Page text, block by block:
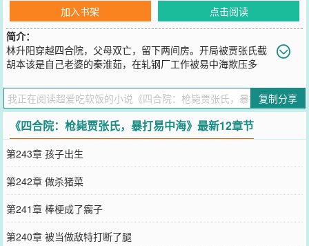
加入书架
点击阅读
简介：
林升阳穿越四合院，父母双亡，留下两间房。开局被贾张氏截
胡本该是自己老婆的秦淮茹，在轧钢厂工作被易中海欺压多
滚见不得好，私下陷害！林升阳以牙还牙，你给我撒泼，我给你巴
掌！！易中海道德绑架沽名钓誉，暴打后直接举报，让他身败名裂！
残疾之后只能躺在床上凄惨度日！凭借系统，林升阳一路高走！从八
级钳工到顶级工程师！四合院众禽兽求饶，林升阳冷笑：“活该！”
您要是觉得《
四合院：枪毙贾张氏，暴打易中海
忘记向您QQ群和微博微信里的朋友推荐哦！
复制分享
《四合院：枪毙贾张氏，暴打易中海》最新12章节
第243章 孩子出生
第242章 做杀猪菜
第241章 棒梗成了瘸子
第240章 被当做敌特打断了腿